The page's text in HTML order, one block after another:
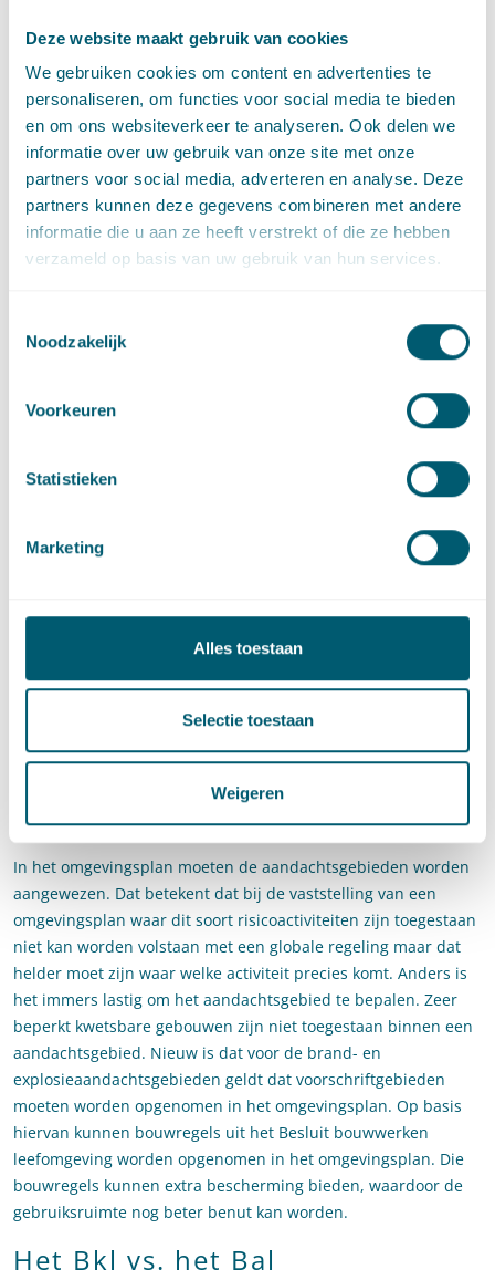
Deze website maakt gebruik van cookies
We gebruiken cookies om content en advertenties te
personaliseren, om functies voor social media te bieden
en om ons websiteverkeer te analyseren. Ook delen we
informatie over uw gebruik van onze site met onze
partners voor social media, adverteren en analyse. Deze
partners kunnen deze gegevens combineren met andere
informatie die u aan ze heeft verstrekt of die ze hebben
verzameld op basis van uw gebruik van hun services.
Noodzakelijk
Voorkeuren
Statistieken
Marketing
Alles toestaan
Selectie toestaan
Weigeren
met externe veiligheidsrisico’s en die met complexe externe
veiligheidsrisico’s. De eerste categorie komt overeen met de
categoriale inrichting en is geregeld in bijlage VII bij het Bkl.
Deze categorie kent gestandaardiseerde afstanden. De tweede
categorie is vergelijkbaar met de niet-categoriale inrichting en
is opgenomen in bijlage VIIa. Voor deze categorie geldt dat de
in acht te nemen afstanden moeten worden berekend per
geval.
De norm en het veiligheidsrisicogebied
. Ook blijft gelijk dat bij (zeer) kwetsbare functies die norm in
acht moet worden genomen, en dat bij beperkt kwetsbare
functies daarmee rekening moet worden gehouden. Verder
vervangt het veiligheidsrisicogebied de veiligheidscontour.
recht op dit punt grotendeels overeind. Wel nieuw is dat zeer
kwetsbare gebouwen niet zijn toegestaan binnen dit gebied.
Voor kwetsbare gebouwen geldt nog de uitzondering dat ze
wel zijn toegelaten als ze noodzakelijk zijn voor het gebied.
Ook gedeeltelijk nieuw zijn de aandachtsgebieden. Er zijn drie
explosieaandachtsgebied en gifwolkaandachtsgebied. De
aandachtsgebieden zijn gericht op het groepsrisico en idee
achter de indeling van de drie gebieden is dat nog beter
gedifferentieerd kan worden naar het type gevaar en de
daarvoor in acht te nemen afstand. Op die manier kan de
gebruiksruimte optimaal worden benut.
In het omgevingsplan moeten de aandachtsgebieden worden
aangewezen. Dat betekent dat bij de vaststelling van een
omgevingsplan waar dit soort risicoactiviteiten zijn toegestaan
niet kan worden volstaan met een globale regeling maar dat
helder moet zijn waar welke activiteit precies komt. Anders is
het immers lastig om het aandachtsgebied te bepalen. Zeer
beperkt kwetsbare gebouwen zijn niet toegestaan binnen een
aandachtsgebied. Nieuw is dat voor de brand- en
explosieaandachtsgebieden geldt dat voorschriftgebieden
moeten worden opgenomen in het omgevingsplan. Op basis
hiervan kunnen bouwregels uit het Besluit bouwwerken
leefomgeving worden opgenomen in het omgevingsplan. Die
bouwregels kunnen extra bescherming bieden, waardoor de
gebruiksruimte nog beter benut kan worden.
Het Bkl vs. het Bal